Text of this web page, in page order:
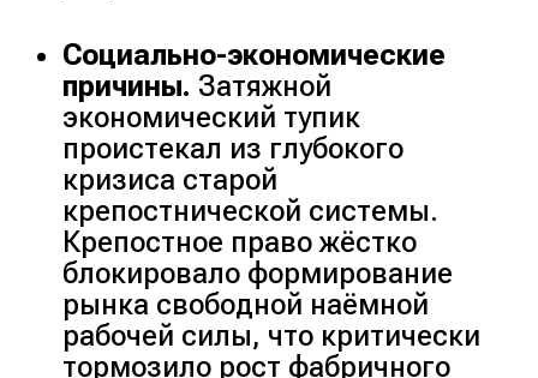
Социально-экономические
причины. Затяжной
экономический тупик
проистекал из глубокого
кризиса старой
крепостнической системы.
Крепостное право жёстко
блокировало формирование
рынка свободной наёмной
рабочей силы, что критически
тормозило рост фабричного